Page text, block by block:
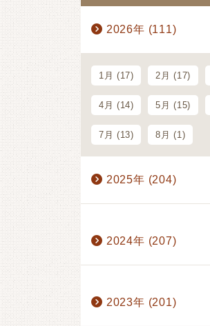
2026年 (111)
1月 (17) 2月 (17)
4月 (14) 5月 (15)
7月 (13) 8月 (1)
2025年 (204)
2024年 (207)
2023年 (201)